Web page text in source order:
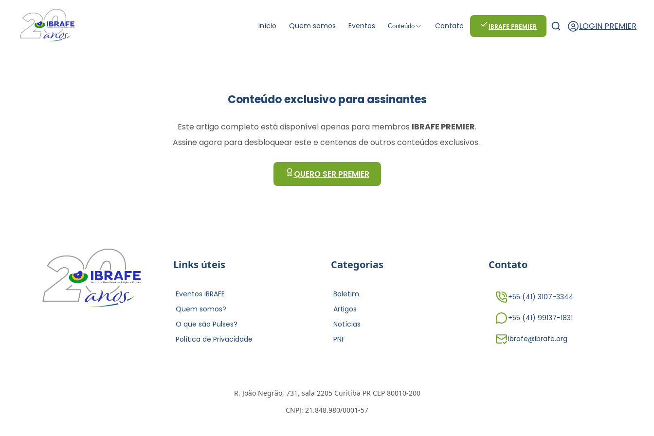
Início Quem somos Eventos Conteúdo Contato IBRAFE PREMIER LOGIN PREMIER
Conteúdo exclusivo para assinantes
Este artigo completo está disponível apenas para membros IBRAFE PREMIER.
Assine agora para desbloquear este e centenas de outros conteúdos exclusivos.
QUERO SER PREMIER
Links úteis
Eventos IBRAFE
Quem somos?
O que são Pulses?
Política de Privacidade
Categorias
Boletim
Artigos
Notícias
PNF
Contato
+55 (41) 3107-3344
+55 (41) 99137-1831
ibrafe@ibrafe.org
R. João Negrão, 731, sala 2205 Curitiba PR CEP 80010-200
CNPJ: 21.848.980/0001-57